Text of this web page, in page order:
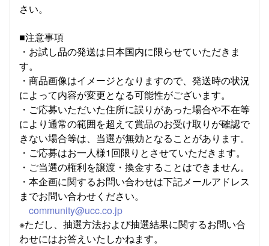
さい。
■注意事項
・お試し品の発送は日本国内に限らせていただきま
す。
・商品画像はイメージとなりますので、発送時の状況
によって内容が変更となる可能性がございます。
・ご応募いただいた住所に誤りがあった場合や不在等
により通常の範囲を超えて賞品のお受け取りが確認で
きない場合等は、当選が無効となることがあります。
・ご応募はお一人様1回限りとさせていただきます。
・ご当選の権利を譲渡・換金することはできません。
・本企画に関するお問い合わせは下記メールアドレス
までお問い合わせください。
community@ucc.co.jp
※ただし、抽選方法および抽選結果に関するお問い合
わせにはお答えいたしかねます。